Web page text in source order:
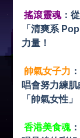
搖滾靈魂：
「清爽系
力量！
帥氣女子力 ：
唱會努力練
「帥氣女性」
香港美食魂：